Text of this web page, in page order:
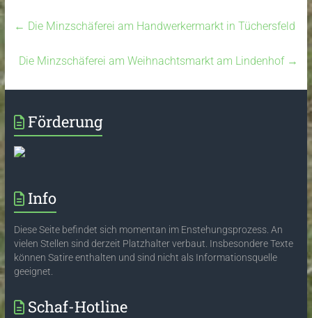
← Die Minzschäferei am Handwerkermarkt in Tüchersfeld
Die Minzschäferei am Weihnachtsmarkt am Lindenhof →
Förderung
Info
Diese Seite befindet sich momentan im Enstehungsprozess. An
vielen Stellen sind derzeit Platzhalter verbaut. Insbesondere Texte
können Satire enthalten und sind nicht als Informationsquelle
geeignet.
Schaf-Hotline